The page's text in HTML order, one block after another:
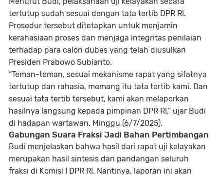
tertutup sudah sesuai dengan tata tertib DPR RI.
Prosedur tersebut ditetapkan untuk menjamin
kerahasiaan proses dan menjaga integritas penilaian
terhadap para calon dubes yang telah diusulkan
Presiden Prabowo Subianto.
“Teman-teman, sesuai mekanisme rapat yang sifatnya
tertutup dan rahasia, memang itu tata tertib kami. Dan
sesuai tata tertib tersebut, kami akan melaporkan
hasilnya langsung kepada pimpinan DPR RI,” ujar Budi
di hadapan wartawan, Minggu (6/7/2025).
Gabungan Suara Fraksi Jadi Bahan Pertimbangan
Budi menjelaskan bahwa hasil dari rapat uji kelayakan
merupakan hasil sintesis dari pandangan seluruh
fraksi di Komisi I DPR RI. Nantinya, laporan ini akan